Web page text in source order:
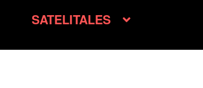
SATELITALES